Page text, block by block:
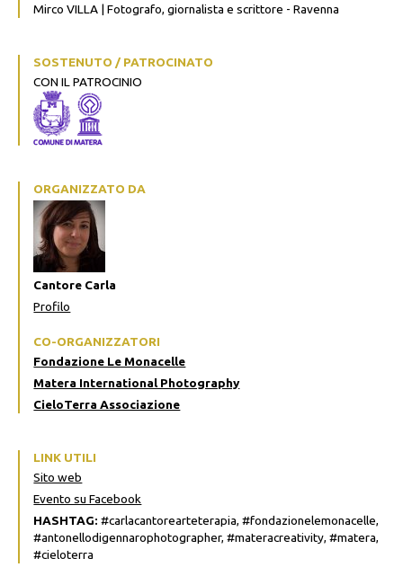
Mirco VILLA | Fotografo, giornalista e scrittore - Ravenna
SOSTENUTO / PATROCINATO
CON IL PATROCINIO
ORGANIZZATO DA
Cantore Carla
Profilo
CO-ORGANIZZATORI
Fondazione Le Monacelle
Matera International Photography
CieloTerra Associazione
LINK UTILI
Sito web
Evento su Facebook
HASHTAG: #carlacantorearteterapia, #fondazionelemonacelle,
#antonellodigennarophotographer, #materacreativity, #matera,
#cieloterra